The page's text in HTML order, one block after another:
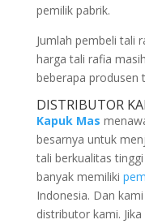
pemilik pabrik.
Jumlah pembeli tali
harga tali rafia
beberapa produsen
DISTRIBUTOR
Kapuk Mas
besarnya untuk
tali berkualitas
banyak memiliki
Indonesia. Dan
distributor kami.